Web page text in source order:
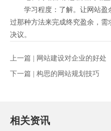
学习程度：了解。让网站盈
过那种方法来完成终究盈余，
决议。
上一篇 | 网站建设对企业的好处
下一篇 | 构思的网站规划技巧
相关资讯